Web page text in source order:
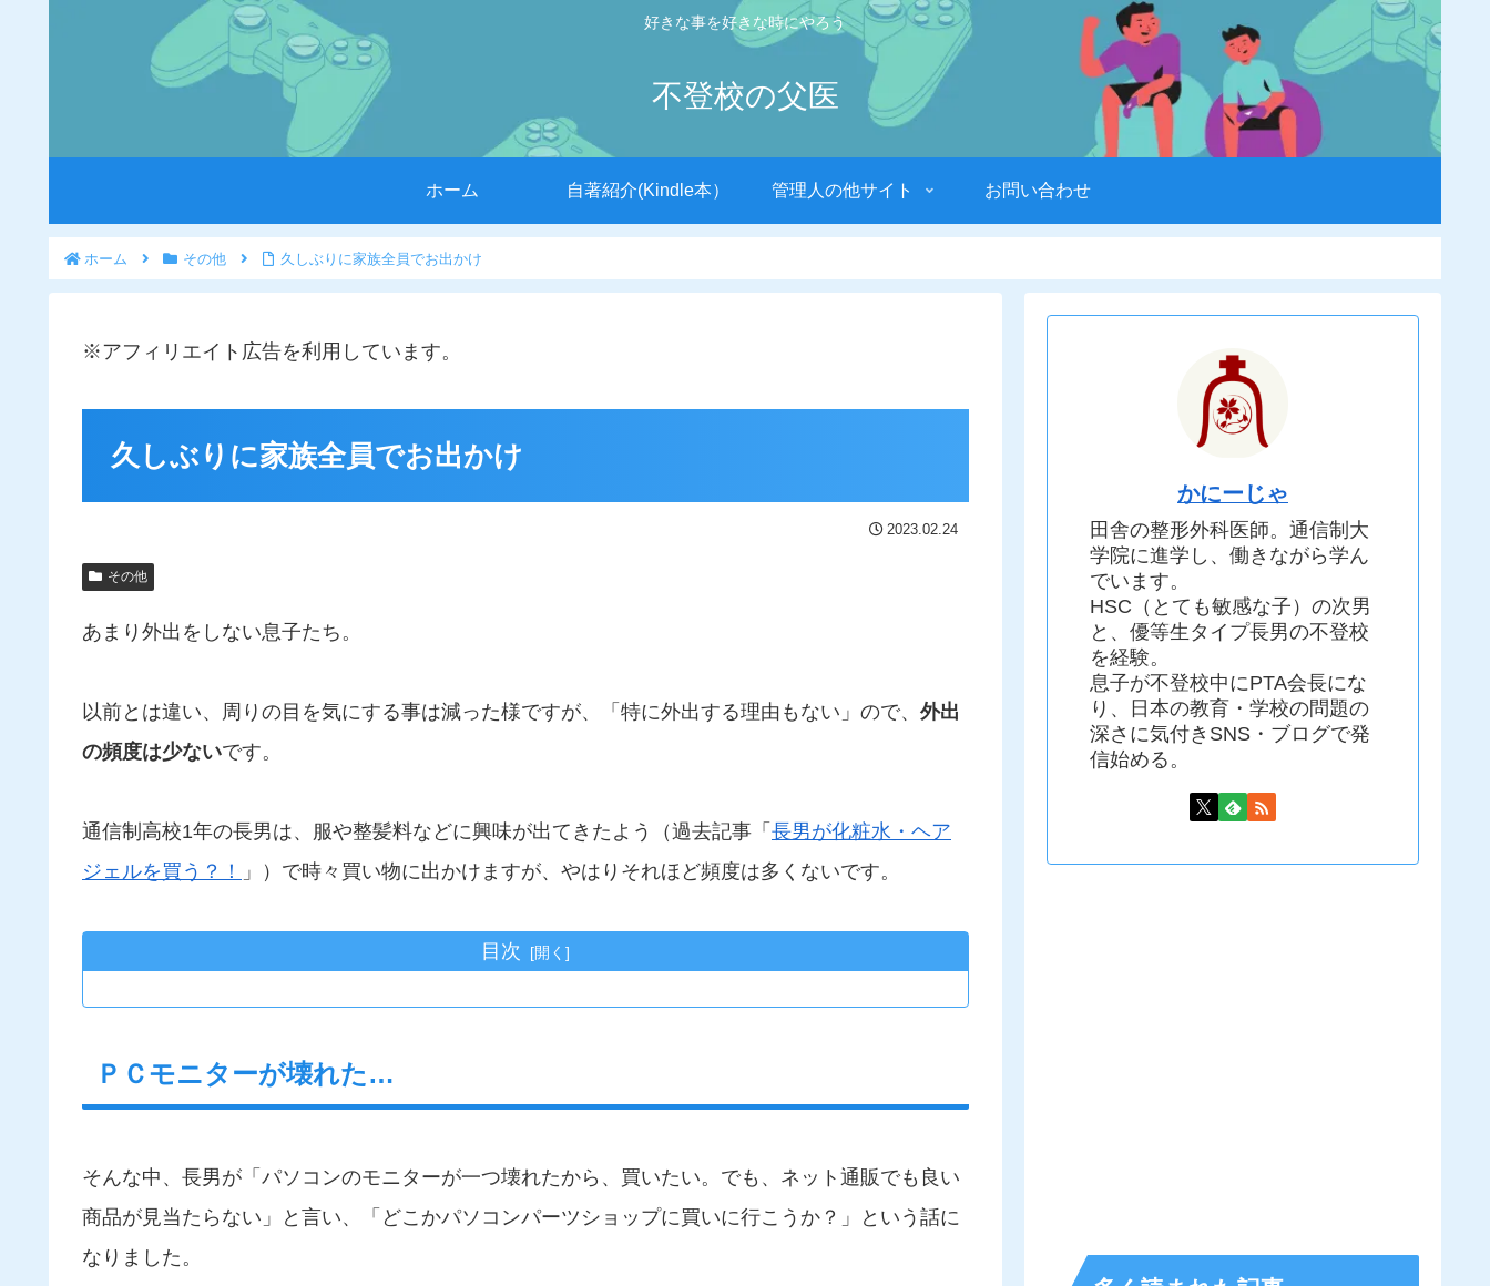
好きな事を好きな時にやろう
不登校の父医
ホーム 自著紹介(Kindle本） 管理人の他サイト お問い合わせ
ホーム その他 久しぶりに家族全員でお出かけ
※アフィリエイト広告を利用しています。
久しぶりに家族全員でお出かけ
2023.02.24
その他
あまり外出をしない息子たち。
以前とは違い、周りの目を気にする事は減った様ですが、「特に外出する理由もない」ので、 外出
の頻度は少ないです。
通信制高校1年の長男は、服や整髪料などに興味が出てきたよう（過去記事「 長男が化粧水・ヘア
ジェルを買う？！
」）で時々買い物に出かけますが、やはりそれほど頻度は多くないです。
目次
ＰＣモニターが壊れた…
そんな中、長男が「パソコンのモニターが一つ壊れたから、買いたい。でも、ネット通販でも良い
商品が見当たらない」と言い、「どこかパソコンパーツショップに買いに行こうか？」という話に
なりました。
かにーじゃ
田舎の整形外科医師。通信制大
学院に進学し、働きながら学ん
でいます。
HSC（とても敏感な子）の次男
と、優等生タイプ長男の不登校
を経験。
息子が不登校中にPTA会長にな
り、日本の教育・学校の問題の
深さに気付きSNS・ブログで発
信始める。